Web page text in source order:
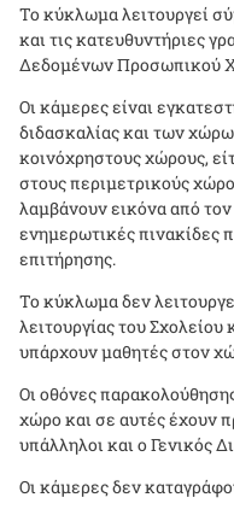
Το κύκλωμα λειτουργεί
και τις κατευθυντήριες
Δεδομένων Προσωπικού
Οι κάμερες είναι
διδασκαλίας και των
κοινόχρηστους χώρους,
στους περιμετρικούς
λαμβάνουν εικόνα από
ενημερωτικές πινακίδες
επιτήρησης.
Το κύκλωμα δεν
λειτουργίας του Σχολείου
υπάρχουν μαθητές στον
Οι οθόνες
χώρο και σε αυτές έχουν
υπάλληλοι και ο Γενικός
Οι κάμερες δεν